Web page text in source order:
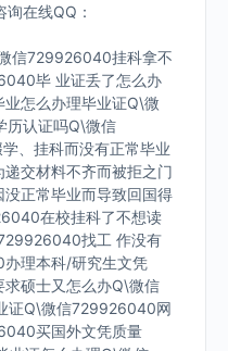
在线QQ：
信729926040挂科拿不
毕 业证丢了怎么办
怎么办理毕业证Q\微
历认证吗Q\微信
、挂科而没有正常毕业
交材料不齐而被拒之门
正常毕业而导致回国得
在校挂科了不想读
找工 作没有
理本科/研究生文凭
硕士又怎么办Q\微信
证Q\微信729926040网
买国外文凭质量